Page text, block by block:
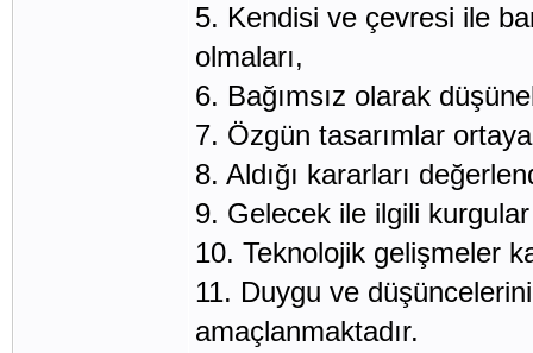
5. Kendisi ve çevresi ile
olmaları,
6. Bağımsız olarak
7. Özgün tasarımlar
8. Aldığı kararları
9. Gelecek ile ilgili
10. Teknolojik gelişmeler
11. Duygu ve
amaçlanmaktadır.